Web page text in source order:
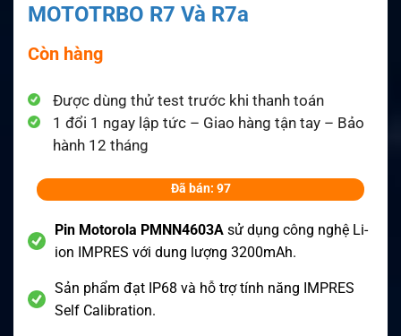
MOTOTRBO R7 Và R7a
Còn hàng
Được dùng thử test trước khi thanh toán
1 đổi 1 ngay lập tức – Giao hàng tận tay – Bảo
hành 12 tháng
Đã bán: 97
Pin Motorola PMNN4603A sử dụng công nghệ Li-
ion IMPRES với dung lượng 3200mAh.
Sản phẩm đạt IP68 và hỗ trợ tính năng IMPRES
Self Calibration.